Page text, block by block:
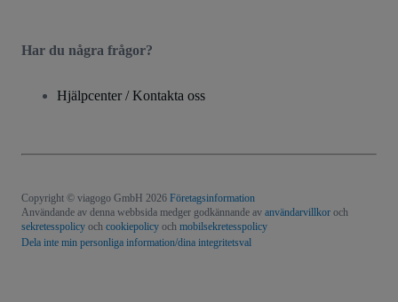
Har du några frågor?
Hjälpcenter / Kontakta oss
Copyright © viagogo GmbH 2026 Företagsinformation
Användande av denna webbsida medger godkännande av användarvillkor och
sekretesspolicy och cookiepolicy och mobilsekretesspolicy
Dela inte min personliga information/dina integritetsval